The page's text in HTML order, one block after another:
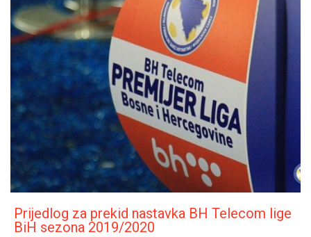
Prijedlog za prekid nastavka BH Telecom lige
BiH sezona 2019/2020